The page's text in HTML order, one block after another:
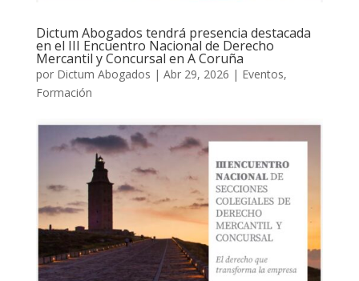
Dictum Abogados tendrá presencia destacada
en el III Encuentro Nacional de Derecho
Mercantil y Concursal en A Coruña
por Dictum Abogados | Abr 29, 2026 | Eventos,
Formación